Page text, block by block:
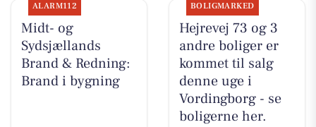
ALARM112
Midt- og
Sydsjællands
Brand & Redning:
Brand i bygning
BOLIGMARKED
Hejrevej 73 og 3
andre boliger er
kommet til salg
denne uge i
Vordingborg - se
boligerne her.